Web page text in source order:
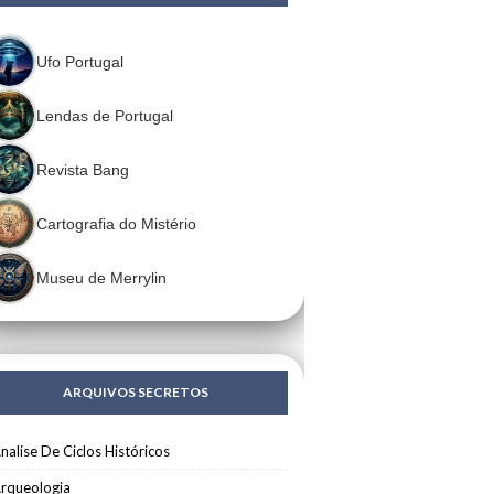
Ufo Portugal
Lendas de Portugal
Revista Bang
Cartografia do Mistério
Museu de Merrylin
ARQUIVOS SECRETOS
De Ciclos Históricos